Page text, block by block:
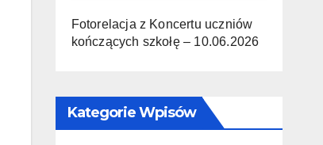
Fotorelacja z Koncertu uczniów
kończących szkołę – 10.06.2026
Kategorie Wpisów